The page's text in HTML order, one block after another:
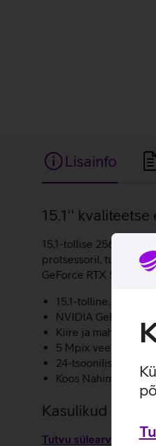
Lisainfo
Lisainfo
15.1''
15,1-tollise 2560 x
protsessoril, tuge
GeForce RTX 5070
15,1-tolline, 2560 x
NVIDIA GeForce
Kiire ja mahukas 1
5 Mpix
24‑tsoonilise RGB
Koos Nahimic 3D
Kasulikud lingid
Tutvu sülearvuti